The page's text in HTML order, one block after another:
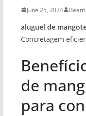
June 25, 2024
aluguel de
Concretagem
de
para